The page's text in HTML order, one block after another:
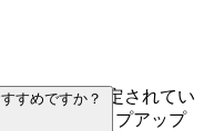
の課題が設定されてい
階的にステップアップ
すめですか？